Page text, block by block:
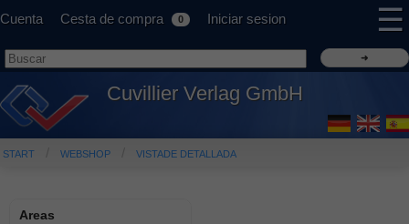
Cuenta Cesta de compra 0 Iniciar sesion ☰
Cuvillier Verlag GmbH
START WEBSHOP VISTADE DETALLADA
Areas